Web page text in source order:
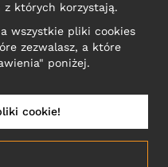
OÜ
Tallinn
produktów na ten adres!
z których korzystają.
wszystkie pliki cookies
zezwalasz, a które
poniżej.
cookie!